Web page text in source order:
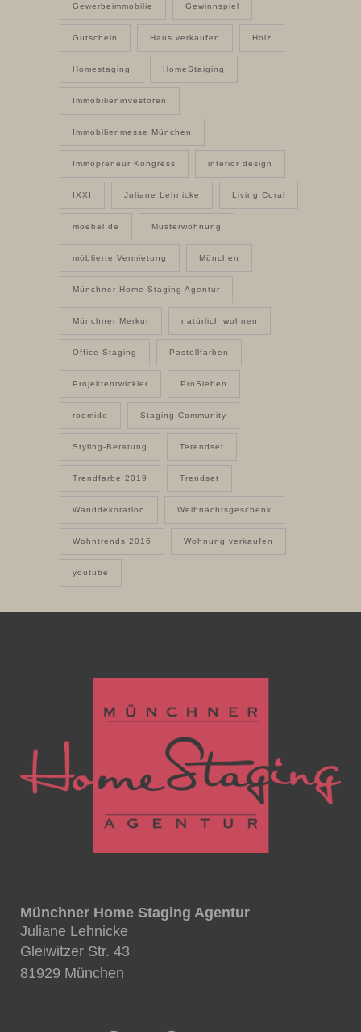
Gewerbeimmobilie Gewinnspiel
Gutschein Haus verkaufen Holz
Homestaging HomeStaiging
Immobilieninvestoren
Immobilienmesse München
Immopreneur Kongress interior design
IXXI Juliane Lehnicke Living Coral
moebel.de Musterwohnung
möblierte Vermietung München
Münchner Home Staging Agentur
Münchner Merkur natürlich wohnen
Office Staging Pastellfarben
Projektentwickler ProSieben
roomido Staging Community
Styling-Beratung Terendset
Trendfarbe 2019 Trendset
Wanddekoration Weihnachtsgeschenk
Wohntrends 2016 Wohnung verkaufen
youtube
Münchner Home Staging Agentur
Juliane Lehnicke
Gleiwitzer Str. 43
81929 München